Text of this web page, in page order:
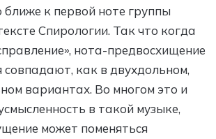
к первой ноте группы
Спирологии. Так что когда
нота-предвосхищение
совпадают, как в двухдольном,
вариантах. Во многом это и
в такой музыке,
может поменяться